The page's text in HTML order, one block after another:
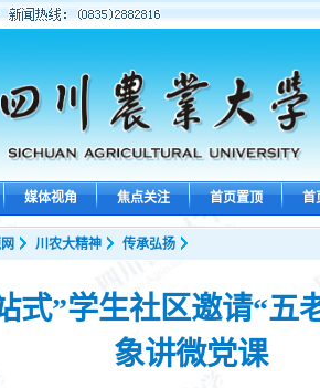
媒体视角 焦点关注 首页置顶 首
川农大精神 传承弘扬
式”学生社区邀请“五
象讲微党课